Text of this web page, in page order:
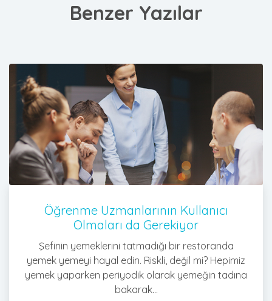
Benzer Yazılar
Öğrenme Uzmanlarının Kullanıcı
Olmaları da Gerekiyor
Şefinin yemeklerini tatmadığı bir restoranda
yemek yemeyi hayal edin. Riskli, değil mi? Hepimiz
yemek yaparken periyodik olarak yemeğin tadına
bakarak...